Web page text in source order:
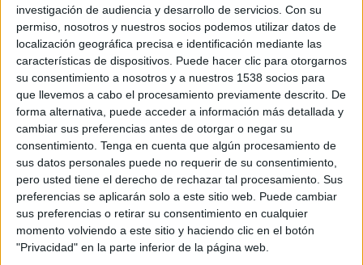
investigación de audiencia y desarrollo de servicios. Con su
permiso, nosotros y nuestros socios podemos utilizar datos de
localización geográfica precisa e identificación mediante las
características de dispositivos. Puede hacer clic para otorgarnos
su consentimiento a nosotros y a nuestros 1538 socios para
que llevemos a cabo el procesamiento previamente descrito. De
forma alternativa, puede acceder a información más detallada y
cambiar sus preferencias antes de otorgar o negar su
consentimiento. Tenga en cuenta que algún procesamiento de
sus datos personales puede no requerir de su consentimiento,
pero usted tiene el derecho de rechazar tal procesamiento. Sus
preferencias se aplicarán solo a este sitio web. Puede cambiar
sus preferencias o retirar su consentimiento en cualquier
momento volviendo a este sitio y haciendo clic en el botón
"Privacidad" en la parte inferior de la página web.
Agencia: VMLYR Barcelona
Director creativo ejecutivo: Jordina Carbó y
Manu Diez
Equipo creativo: Jordi Almuni, Laura Sala
Director de servicios al cliente: Laura Piserra
Equipo de cuentas: Anna Chopo, Flora Tierno
Planificación estratégica: Rubén Miramontes,
Robert Herrera